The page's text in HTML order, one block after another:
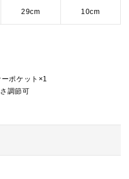
29cm 10cm
ポケット×1
調節可